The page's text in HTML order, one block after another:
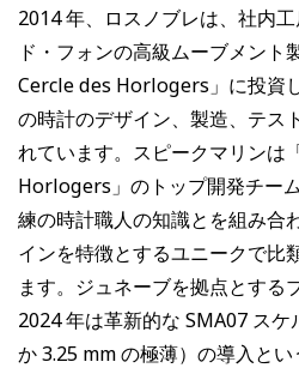
2014 年、ロスノブレは、社内
ド・フォンの高級ムーブメント
Cercle des Horlogers」に投資
の時計のデザイン、製造、テス
れています。スピークマリンは
Horlogers」のトップ開発チー
練の時計職人の知識とを組み合
インを特徴とするユニークで比
ます。ジュネーブを拠点とする
2024 年は革新的な SMA07 ス
か 3.25 mm の極薄）の導入と